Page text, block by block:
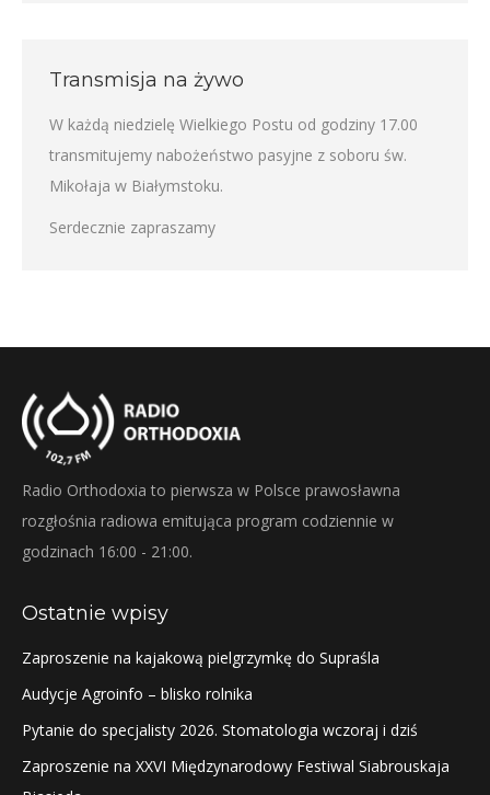
Transmisja na żywo
W każdą niedzielę Wielkiego Postu od godziny 17.00
transmitujemy nabożeństwo pasyjne z soboru św.
Mikołaja w Białymstoku.
Serdecznie zapraszamy
Radio Orthodoxia to pierwsza w Polsce prawosławna
rozgłośnia radiowa emitująca program codziennie w
godzinach 16:00 - 21:00.
Ostatnie wpisy
Zaproszenie na kajakową pielgrzymkę do Supraśla
Audycje Agroinfo – blisko rolnika
Pytanie do specjalisty 2026. Stomatologia wczoraj i dziś
Zaproszenie na XXVI Międzynarodowy Festiwal Siabrouskaja